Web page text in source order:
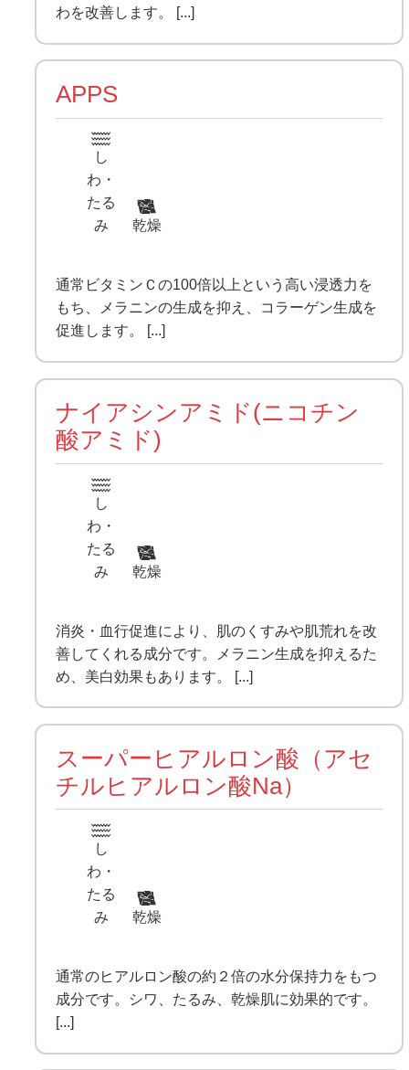
わを改善します。 [...]
APPS
し
わ・
たる
み
乾燥
通常ビタミンＣの100倍以上という高い浸透力を
もち、メラニンの生成を抑え、コラーゲン生成を
促進します。 [...]
ナイアシンアミド(ニコチン
酸アミド)
し
わ・
たる
み
乾燥
消炎・血行促進により、肌のくすみや肌荒れを改
善してくれる成分です。メラニン生成を抑えるた
め、美白効果もあります。 [...]
スーパーヒアルロン酸（アセ
チルヒアルロン酸Na）
し
わ・
たる
み
乾燥
通常のヒアルロン酸の約２倍の水分保持力をもつ
成分です。シワ、たるみ、乾燥肌に効果的です。
[...]